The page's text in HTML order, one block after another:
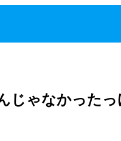
じゃなかったっ